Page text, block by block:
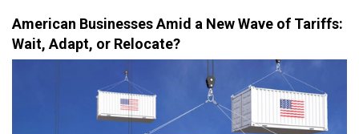
American Businesses Amid a New Wave of Tariffs:
Wait, Adapt, or Relocate?